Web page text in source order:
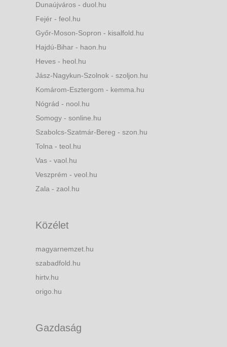
Dunaújváros - duol.hu
Fejér - feol.hu
Győr-Moson-Sopron - kisalfold.hu
Hajdú-Bihar - haon.hu
Heves - heol.hu
Jász-Nagykun-Szolnok - szoljon.hu
Komárom-Esztergom - kemma.hu
Nógrád - nool.hu
Somogy - sonline.hu
Szabolcs-Szatmár-Bereg - szon.hu
Tolna - teol.hu
Vas - vaol.hu
Veszprém - veol.hu
Zala - zaol.hu
Közélet
magyarnemzet.hu
szabadfold.hu
hirtv.hu
origo.hu
Gazdaság